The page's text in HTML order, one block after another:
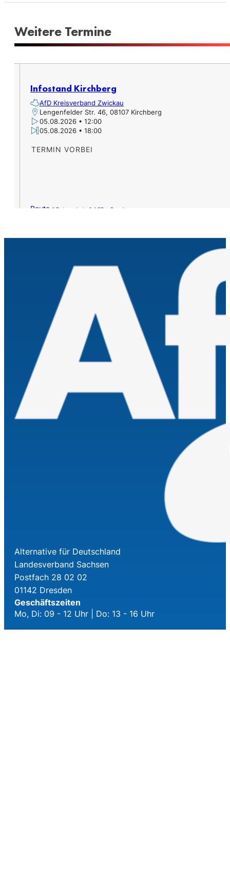
Weitere Termine​
Infostand Kirchberg
AfD Kreisverband Zwickau
Lengenfelder Str. 46, 08107 Kirchberg
05.08.2026 • 12:00
05.08.2026 • 18:00
TERMIN VORBEI
Route »Datenschutz & AGB – Google
Alternative für Deutschland
Landesverband Sachsen
Postfach 28 02 02
01142 Dresden
Geschäftszeiten
Mo, Di: 09 - 12 Uhr | Do: 13 - 16 Uhr